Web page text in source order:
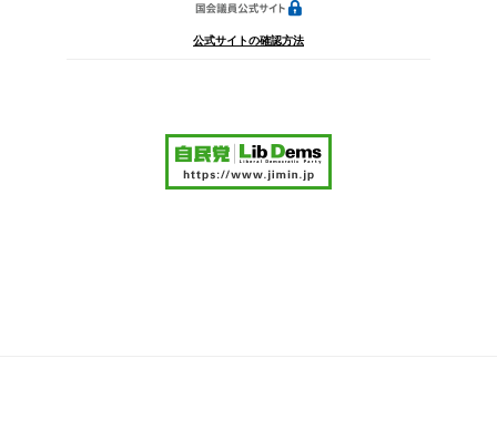
公式サイトの確認方法